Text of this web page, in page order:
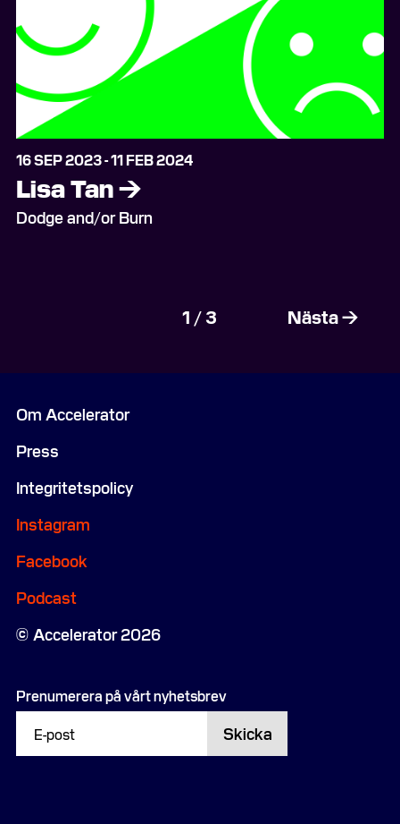
16 SEP 2023 - 11 FEB 2024
Lisa Tan→
Dodge and/or Burn
1 / 3 Nästa →
Accelerator 2026
Om Accelerator
Press
Integritetspolicy
Instagram
Facebook
Podcast
Prenumerera på vårt nyhetsbrev
Skicka